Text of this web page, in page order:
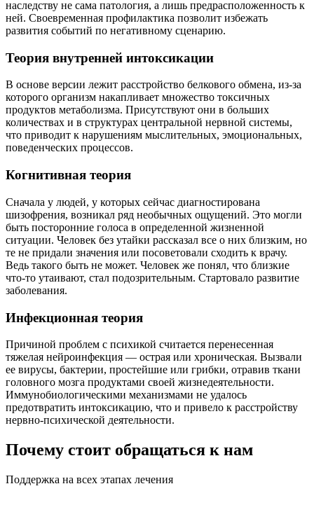
наследству не сама патология, а лишь предрасположенность к
ней. Своевременная профилактика позволит избежать
развития событий по негативному сценарию.
Теория внутренней интоксикации
В основе версии лежит расстройство белкового обмена, из-за
которого организм накапливает множество токсичных
продуктов метаболизма. Присутствуют они в больших
количествах и в структурах центральной нервной системы,
что приводит к нарушениям мыслительных, эмоциональных,
поведенческих процессов.
Когнитивная теория
Сначала у людей, у которых сейчас диагностирована
шизофрения, возникал ряд необычных ощущений. Это могли
быть посторонние голоса в определенной жизненной
ситуации. Человек без утайки рассказал все о них близким, но
те не придали значения или посоветовали сходить к врачу.
Ведь такого быть не может. Человек же понял, что близкие
что-то утаивают, стал подозрительным. Стартовало развитие
заболевания.
Инфекционная теория
Причиной проблем с психикой считается перенесенная
тяжелая нейроинфекция — острая или хроническая. Вызвали
ее вирусы, бактерии, простейшие или грибки, отравив ткани
головного мозга продуктами своей жизнедеятельности.
Иммунобиологическими механизмами не удалось
предотвратить интоксикацию, что и привело к расстройству
нервно-психической деятельности.
Почему стоит обращаться к нам
Поддержка на всех этапах лечения